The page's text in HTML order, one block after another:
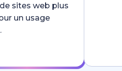
sites web plus
un usage